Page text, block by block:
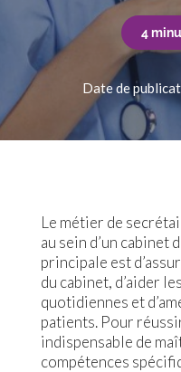
4
Date de
Le métier de
au sein d’un cabinet
principale est
du cabinet, d’aider
quotidiennes et
patients. Pour
indispensable de
compétences